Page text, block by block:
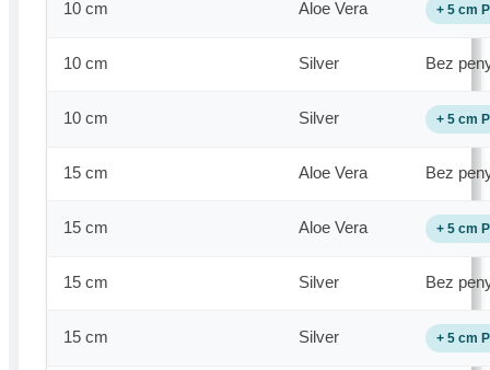
10 cm Aloe Vera + 5 cm
10 cm Silver Bez
10 cm Silver + 5 cm
15 cm Aloe Vera Bez
15 cm Aloe Vera + 5 cm
15 cm Silver Bez
15 cm Silver + 5 cm